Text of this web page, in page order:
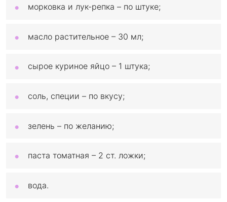
морковка и лук-репка – по штуке;
масло растительное – 30 мл;
сырое куриное яйцо – 1 штука;
соль, специи – по вкусу;
зелень – по желанию;
паста томатная – 2 ст. ложки;
вода.